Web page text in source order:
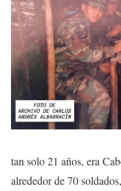
tan solo 21 años, era
alrededor de 70